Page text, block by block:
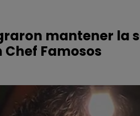
mantener la
Chef Famosos